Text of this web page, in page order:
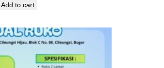
Add to cart